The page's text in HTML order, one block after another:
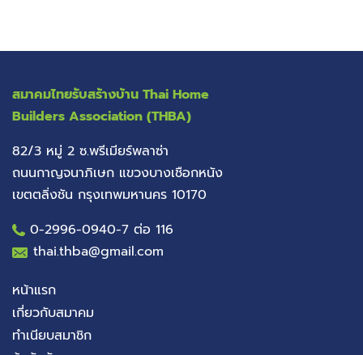
สมาคมไทยรับสร้างบ้าน Thai Home
Builders Association (THBA)
82/3 หมู่ 2 ซ.พรีเมียร์พลาซ่า
ถนนกาญจนาภิเษก แขวงบางเชือกหนัง
เขตตลิ่งชัน กรุงเทพมหานคร 10170
0-2996-0940-7 ต่อ 116
thai.thba@gmail.com
หน้าแรก
เกี่ยวกับสมาคม
ทำเนียบสมาชิก